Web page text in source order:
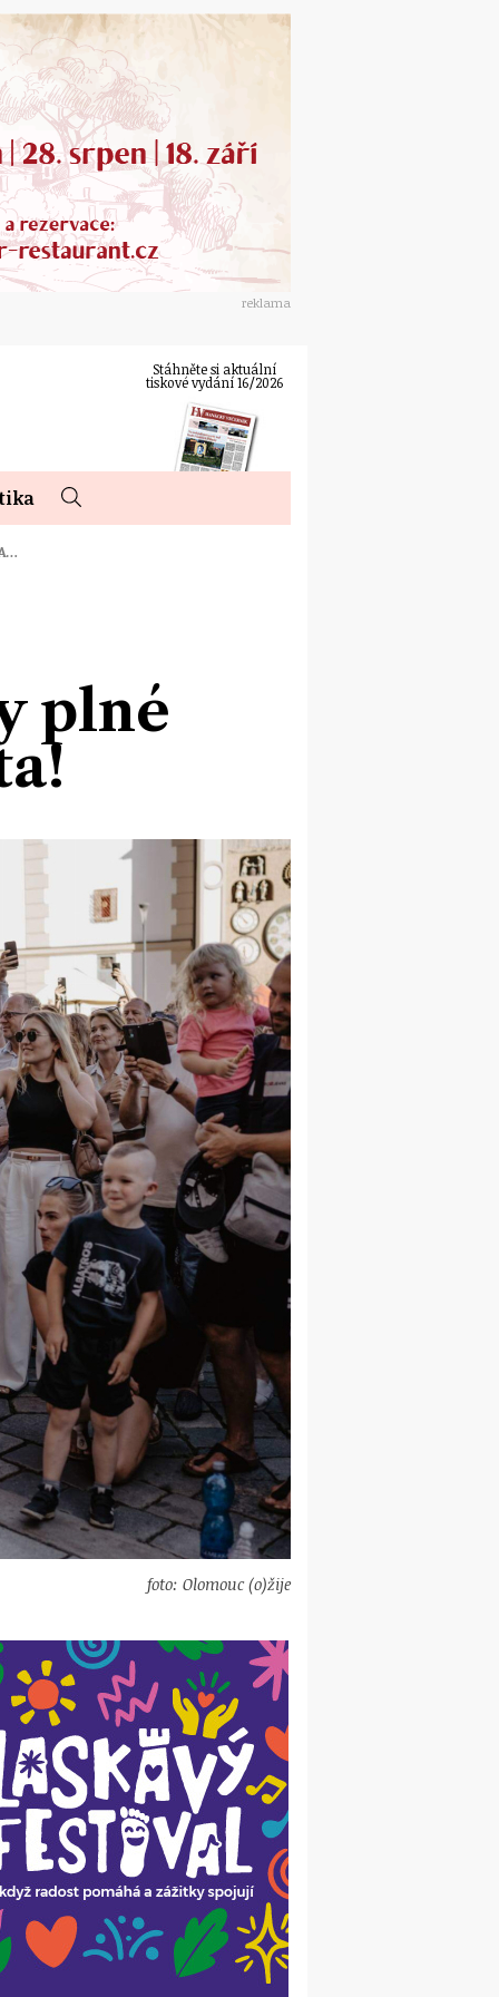
reklama
Stáhněte si aktuální
tiskové vydání 16/2026
plné
foto: Olomouc (o)žije